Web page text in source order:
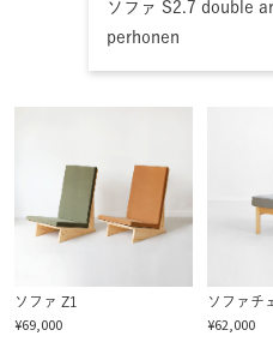
ソファ S2.7 double
perhonen
ソファ Z1
¥69,000
ソファチ
¥62,000